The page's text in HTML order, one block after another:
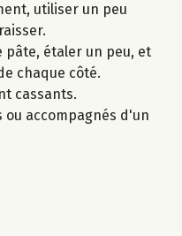
utiliser un peu
pâte, étaler un peu, et
chaque côté.
cassants.
ou accompagnés d'un